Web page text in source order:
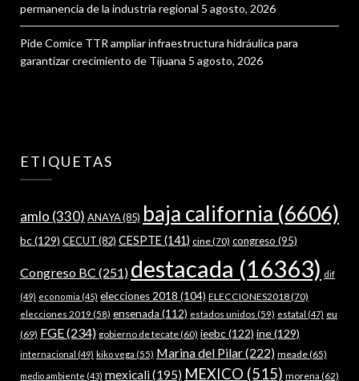
permanencia de la industria regional 5 agosto, 2026
Pide Comice TTR ampliar infraestructura hidráulica para
garantizar crecimiento de Tijuana 5 agosto, 2026
ETIQUETAS
amlo (330) ANAYA(85) baja california (6606)
bc(129) CECUT(82) CESPTE (141) cine(70) congreso (95)
Congreso BC (251) destacada (16363) dif
(49) economia (45) elecciones 2018 (104) ELECCIONES2018(70)
elecciones 2019 (58) ensenada (112) estados unidos (59) estatal (47) eu
(69) FGE(234) gobierno de tecate(60) ieebc(122) ine(129)
internacional (49) kiko vega (55) Marina del Pilar(222) meade(65)
medio ambiente (43) mexicali(195) MEXICO (515) morena (62)